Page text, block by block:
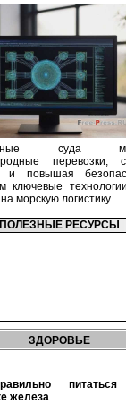
суда
перевозки,
и повышая
ключевые
морскую логистику.
ПОЛЕЗНЫЕ РЕСУРСЫ
ЗДОРОВЬЕ
железа